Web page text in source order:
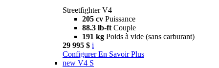
Streetfighter V4
205 cv Puissance
88.3 lb-ft Couple
191 kg Poids à vide (sans carburant)
29 995 $ i
Configurer En Savoir Plus
new V4 S